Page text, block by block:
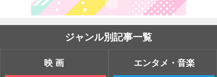
ジャンル別記事一覧
映画 エンタメ・音楽